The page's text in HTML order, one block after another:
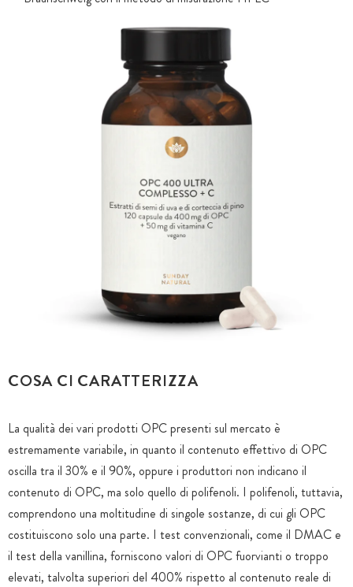
COSA CI CARATTERIZZA
La qualità dei vari prodotti OPC presenti sul mercato è
estremamente variabile, in quanto il contenuto effettivo di OPC
oscilla tra il 30% e il 90%, oppure i produttori non indicano il
contenuto di OPC, ma solo quello di polifenoli. I polifenoli, tuttavia,
comprendono una moltitudine di singole sostanze, di cui gli OPC
costituiscono solo una parte. I test convenzionali, come il DMAC e
il test della vanillina, forniscono valori di OPC fuorvianti o troppo
elevati, talvolta superiori del 400% rispetto al contenuto reale di